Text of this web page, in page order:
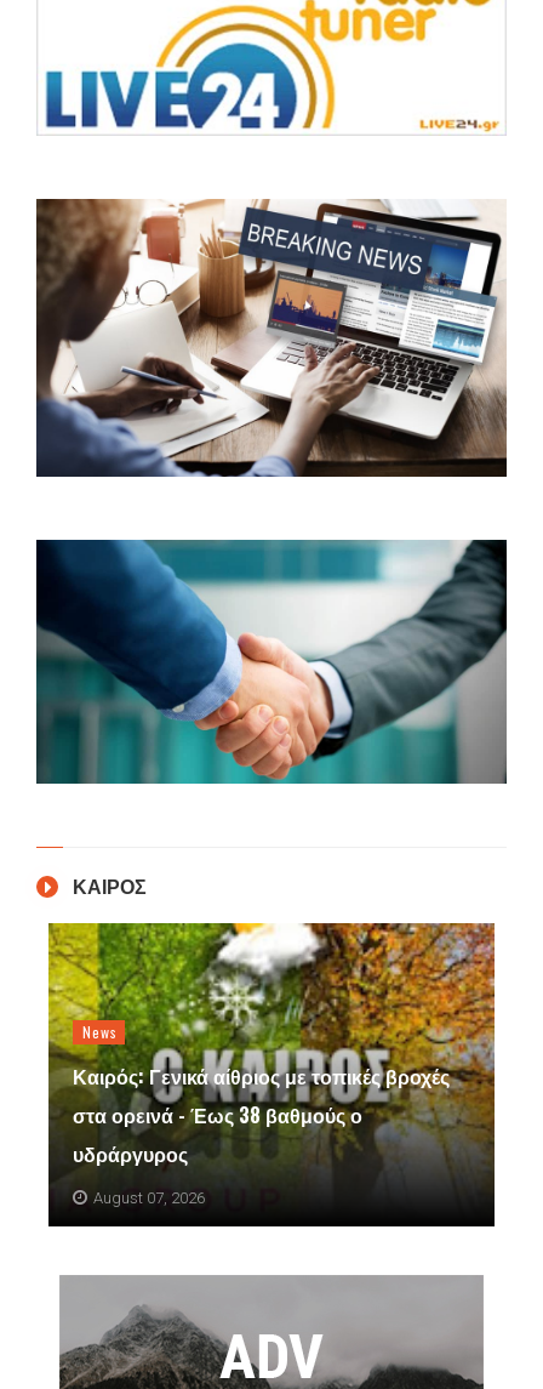
ΚΑΙΡΟΣ
News
Καιρός: Γενικά αίθριος με τοπικές βροχές
στα ορεινά - Έως 38 βαθμούς ο
υδράργυρος
August 07, 2026